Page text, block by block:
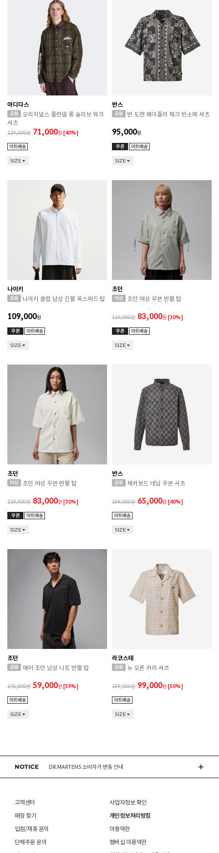
아디다스
오리지널스 플란넬 롱 슬리브 워크
셔츠
119,000 71,000원 [40%]
SIZE
반스
반 도렌 페이즐리 체크 반소매 셔츠
95,000원
SIZE
나이키
나이키 클럽 남성 긴팔 옥스퍼드 탑
109,000원
SIZE
조던
조던 여성 우븐 반팔 탑
119,000 83,000원 [30%]
SIZE
조던
조던 여성 우븐 반팔 탑
119,000 83,000원 [30%]
SIZE
반스
체커보드 데님 우븐 셔츠
109,000 65,000원 [40%]
SIZE
조던
에어 조던 남성 니트 반팔 탑
145,000 59,000원 [59%]
SIZE
라코스테
뉴 오픈 카라 셔츠
199,000 99,000원 [50%]
SIZE
NOTICE
CONVERSE 소비자가 변동 안내
DR.MARTENS 소비자가 변동 안내
고객센터
매장 찾기
입점/제휴 문의
단체주문 문의
사업자정보 확인
개인정보처리방침
이용약관
멤버십 이용약관